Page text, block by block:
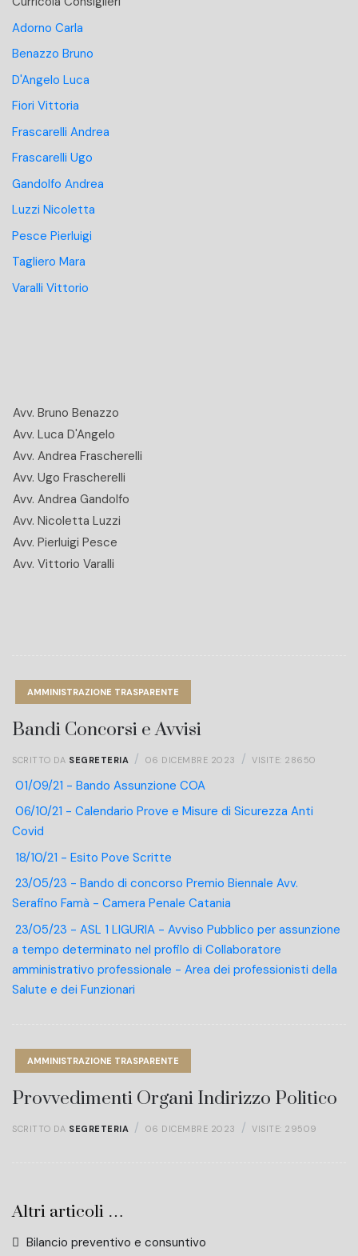
Adorno Carla
Benazzo Bruno
D'Angelo Luca
Fiori Vittoria
Frascarelli Andrea
Frascarelli Ugo
Gandolfo Andrea
Luzzi Nicoletta
Pesce Pierluigi
Tagliero Mara
Varalli Vittorio
Avv. Bruno Benazzo
Avv. Luca D'Angelo
Avv. Andrea Frascherelli
Avv. Ugo Frascherelli
Avv. Andrea Gandolfo
Avv. Nicoletta Luzzi
Avv. Pierluigi Pesce
Avv. Vittorio Varalli
AMMINISTRAZIONE TRASPARENTE
Bandi Concorsi e Avvisi
SCRITTO DA SEGRETERIA 06 DICEMBRE 2023 VISITE: 28650
01/09/21 - Bando Assunzione COA
06/10/21 - Calendario Prove e Misure di Sicurezza Anti
Covid
18/10/21 - Esito Pove Scritte
23/05/23 - Bando di concorso Premio Biennale Avv.
Serafino Famà - Camera Penale Catania
23/05/23 - ASL 1 LIGURIA - Avviso Pubblico per assunzione
a tempo determinato nel profilo di Collaboratore
amministrativo professionale - Area dei professionisti della
Salute e dei Funzionari
AMMINISTRAZIONE TRASPARENTE
Provvedimenti Organi Indirizzo Politico
SCRITTO DA SEGRETERIA 06 DICEMBRE 2023 VISITE: 29509
Altri articoli …
Bilancio preventivo e consuntivo